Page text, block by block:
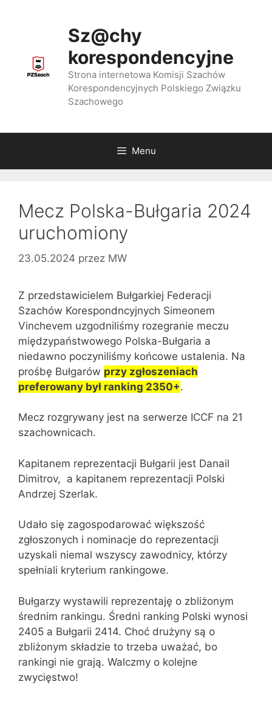
Sz@chy
korespondencyjne
Strona internetowa Komisji Szachów
Korespondencyjnych Polskiego Związku
Szachowego
Menu
Mecz Polska-Bułgaria 2024
uruchomiony
23.05.2024 przez MW
Z przedstawicielem Bułgarkiej Federacji
Szachów Korespondncyjnych Simeonem
Vinchevem uzgodniliśmy rozegranie meczu
międzypaństwowego Polska-Bułgaria a
niedawno poczyniliśmy końcowe ustalenia. Na
prośbę Bułgarów przy zgłoszeniach
preferowany był ranking 2350+.
Mecz rozgrywany jest na serwerze ICCF na 21
szachownicach.
Kapitanem reprezentacji Bułgarii jest Danail
Dimitrov, a kapitanem reprezentacji Polski
Andrzej Szerlak.
Udało się zagospodarować większość
zgłoszonych i nominacje do reprezentacji
uzyskali niemal wszyscy zawodnicy, którzy
spełniali kryterium rankingowe.
Bułgarzy wystawili reprezentaję o zbliżonym
średnim rankingu. Średni ranking Polski wynosi
2405 a Bułgarii 2414. Choć drużyny są o
zbliżonym składzie to trzeba uważać, bo
rankingi nie grają. Walczmy o kolejne
zwycięstwo!